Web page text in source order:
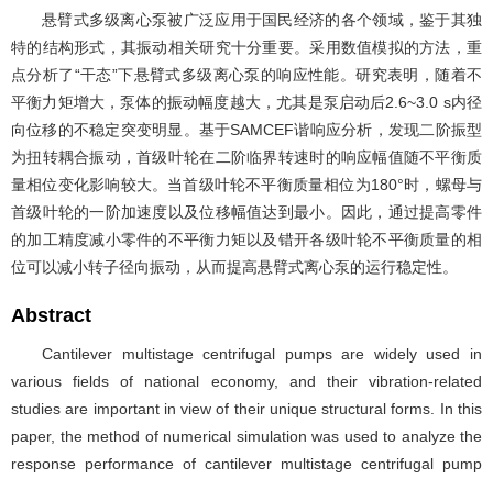
悬臂式多级离心泵被广泛应用于国民经济的各个领域，鉴于其独
特的结构形式，其振动相关研究十分重要。采用数值模拟的方法，重
点分析了“干态”下悬臂式多级离心泵的响应性能。研究表明，随着不
平衡力矩增大，泵体的振动幅度越大，尤其是泵启动后2.6~3.0 s内径
向位移的不稳定突变明显。基于SAMCEF谐响应分析，发现二阶振型
为扭转耦合振动，首级叶轮在二阶临界转速时的响应幅值随不平衡质
量相位变化影响较大。当首级叶轮不平衡质量相位为180°时，螺母与
首级叶轮的一阶加速度以及位移幅值达到最小。因此，通过提高零件
的加工精度减小零件的不平衡力矩以及错开各级叶轮不平衡质量的相
位可以减小转子径向振动，从而提高悬臂式离心泵的运行稳定性。
Abstract
Cantilever multistage centrifugal pumps are widely used in
various fields of national economy, and their vibration-related
studies are important in view of their unique structural forms. In this
paper, the method of numerical simulation was used to analyze the
response performance of cantilever multistage centrifugal pump